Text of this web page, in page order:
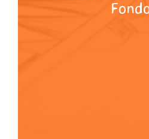
Experimenta con